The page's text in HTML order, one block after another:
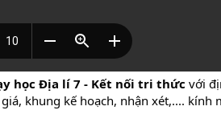
học Địa lí 7 - Kết nối tri thức với
khung kế hoạch, nhận xét,.... kính